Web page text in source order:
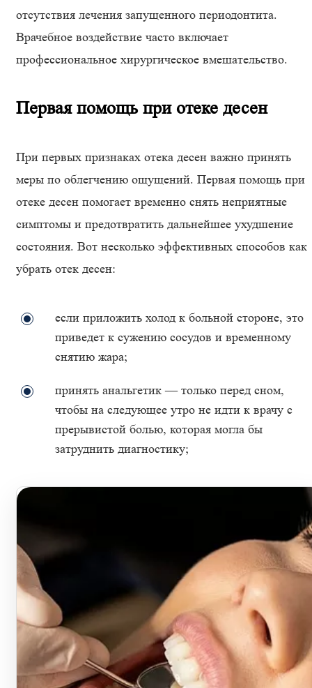
отсутствия лечения запущенного периодонтита.
Врачебное воздействие часто включает
профессиональное хирургическое вмешательство.
Первая помощь при отеке десен
При первых признаках отека десен важно принять
меры по облегчению ощущений. Первая помощь при
отеке десен помогает временно снять неприятные
симптомы и предотвратить дальнейшее ухудшение
состояния. Вот несколько эффективных способов как
убрать отек десен:
если приложить холод к больной стороне, это
приведет к сужению сосудов и временному
снятию жара;
принять анальгетик — только перед сном,
чтобы на следующее утро не идти к врачу с
прерывистой болью, которая могла бы
затруднить диагностику;